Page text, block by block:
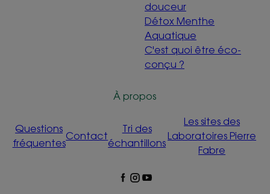
douceur
Détox Menthe
Aquatique
C'est quoi être éco-
conçu ?
À propos
Questions
fréquentes
Contact
Tri des
échantillons
Les sites des
Laboratoires Pierre
Fabre